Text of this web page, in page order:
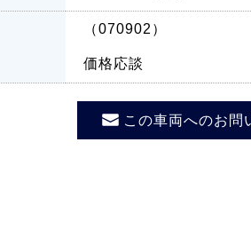
（070902）
価格応談
この車両へのお問